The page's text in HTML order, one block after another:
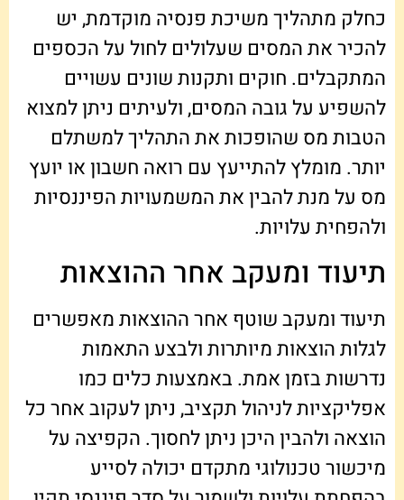
כחלק מתהליך משיכת פנסיה מוקדמת, יש
להכיר את המסים שעלולים לחול על הכספים
המתקבלים. חוקים ותקנות שונים עשויים
להשפיע על גובה המסים, ולעיתים ניתן למצוא
הטבות מס שהופכות את התהליך למשתלם
יותר. מומלץ להתייעץ עם רואה חשבון או יועץ
מס על מנת להבין את המשמעויות הפיננסיות
ולהפחית עלויות.
תיעוד ומעקב אחר ההוצאות
תיעוד ומעקב שוטף אחר ההוצאות מאפשרים
לגלות הוצאות מיותרות ולבצע התאמות
נדרשות בזמן אמת. באמצעות כלים כמו
אפליקציות לניהול תקציב, ניתן לעקוב אחר כל
הוצאה ולהבין היכן ניתן לחסוך. הקפיצה על
מיכשור טכנולוגי מתקדם יכולה לסייע